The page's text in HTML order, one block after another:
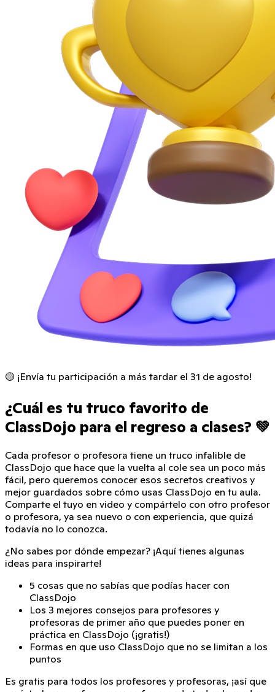
🟡 ¡Envía tu participación a más tardar el 31 de agosto!
¿Cuál es tu truco favorito de
ClassDojo para el regreso a clases? 💚
Cada profesor o profesora tiene un truco infalible de
ClassDojo que hace que la vuelta al cole sea un poco más
fácil, pero queremos conocer esos secretos creativos y
mejor guardados sobre cómo usas ClassDojo en tu aula.
Comparte el tuyo en video y compártelo con otro profesor
o profesora, ya sea nuevo o con experiencia, que quizá
todavía no lo conozca.
¿No sabes por dónde empezar? ¡Aquí tienes algunas
ideas para inspirarte!
5 cosas que no sabías que podías hacer con
ClassDojo
Los 3 mejores consejos para profesores y
profesoras de primer año que puedes poner en
práctica en ClassDojo (¡gratis!)
Formas en que uso ClassDojo que no se limitan a los
puntos
Es gratis para todos los profesores y profesoras, ¡así que